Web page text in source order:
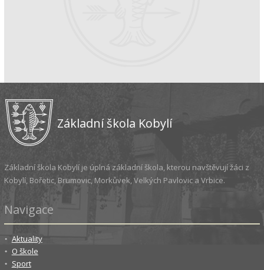
Základní škola Kobylí
Základní škola Kobylí je úplná základní škola, kterou navštěvují žáci z
Kobylí, Bořetic, Brumovic, Morkůvek, Velkých Pavlovic a Vrbice.
Navigace
Aktuality
O škole
Sport